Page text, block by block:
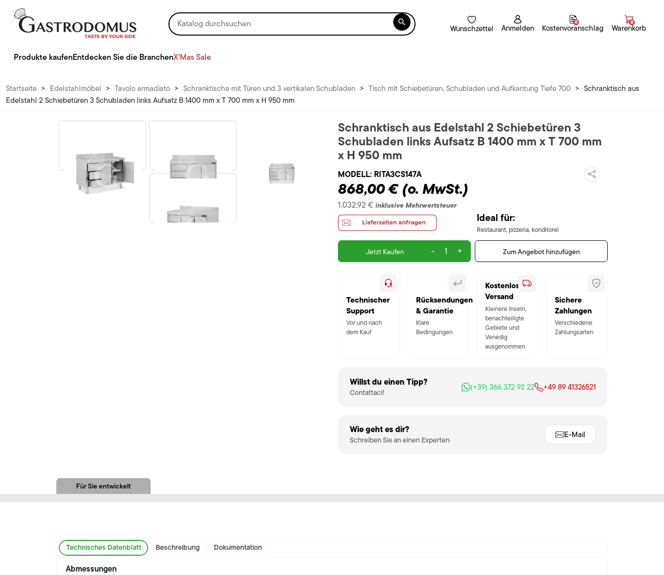

Wunschzettel Anmelden Kostenvoranschlag
0
Warenkorb
0
Produkte kaufenEntdecken Sie die BranchenX'Mas Sale
Startseite > Edelstahlmöbel > Tavolo armadiato > Schranktische mit Türen und 3 vertikalen Schubladen > Tisch mit Schiebetüren, Schubladen und Aufkantung Tiefe 700 > Schranktisch aus
Edelstahl 2 Schiebetüren 3 Schubladen links Aufsatz B 1400 mm x T 700 mm x H 950 mm
Schranktisch aus Edelstahl 2 Schiebetüren 3
Schubladen links Aufsatz B 1400 mm x T 700 mm
x H 950 mm
MODELL: RITA3CS147A
868,00 € (o. MwSt.)
1.032,92 € inklusive Mehrwertsteuer
Ideal für:
Restaurant, pizzeria, konditorei
Jetzt Kaufen - + Zum Angebot hinzufügen
Technischer
Support
Vor und nach
dem Kauf
Rücksendungen
& Garantie
Klare
Bedingungen
Kostenloser
Versand
Kleinere Inseln,
benachteiligte
Gebiete und
Venedig
ausgenommen
Sichere
Zahlungen
Verschiedene
Zahlungsarten
Willst du einen Tipp?
Contattaci!
(+39) 366 372 92 22 +49 89 41326521
Wie geht es dir?
Schreiben Sie an einen Experten
E-Mail
Für Sie entwickelt
Technisches Datenblatt Beschreibung Dokumentation
Abmessungen